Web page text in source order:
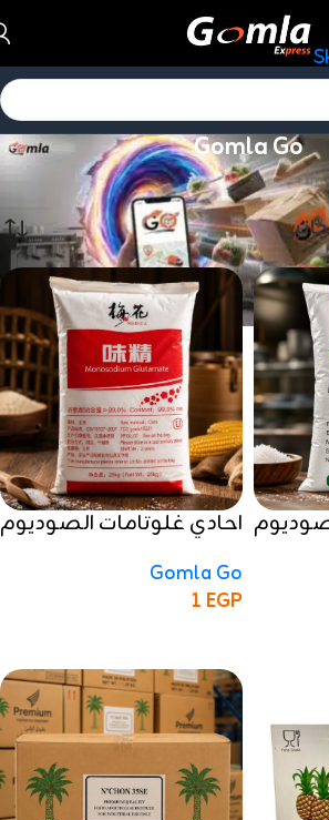
Gomla Go
عرض 1–20 من أصل 44 نتيجة
احادي غلوتامات الصوديوم
Gomla Go
1 EGP